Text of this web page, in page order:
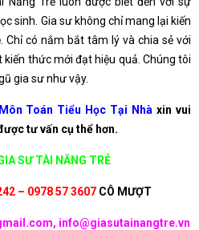
sinh. Gia sư không chỉ mang lại kiến
có nắm bắt tâm lý và chia sẻ với
thức mới đạt hiệu quả. Chúng tôi
gia sư như vậy.
Toán Tiểu Học Tại Nhà xin vui
tư vấn cụ thể hơn.
SƯ TÀI NĂNG TRẺ
– 0978 57 3607 CÔ MƯỢT
info@giasutainangtre.vn